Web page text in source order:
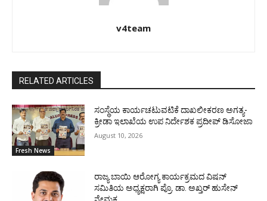
v4team
RELATED ARTICLES
Fresh News
ಸಂಸ್ಥೆಯ ಕಾರ್ಯಚಟುವಟಿಕೆ ದಾಖಲೀಕರಣ ಅಗತ್ಯ-
ಕ್ರೀಡಾ ಇಲಾಖೆಯ ಉಪ ನಿರ್ದೇಶಕ ಪ್ರದೀಪ್ ಡಿಸೋಜಾ
August 10, 2026
ರಾಜ್ಯ ಬಾಯಿ ಆರೋಗ್ಯ ಕಾರ್ಯಕ್ರಮದ ವಿಷನ್
ಸಮಿತಿಯ ಅಧ್ಯಕ್ಷರಾಗಿ ಪ್ರೊ. ಡಾ. ಅಖ್ತರ್ ಹುಸೇನ್